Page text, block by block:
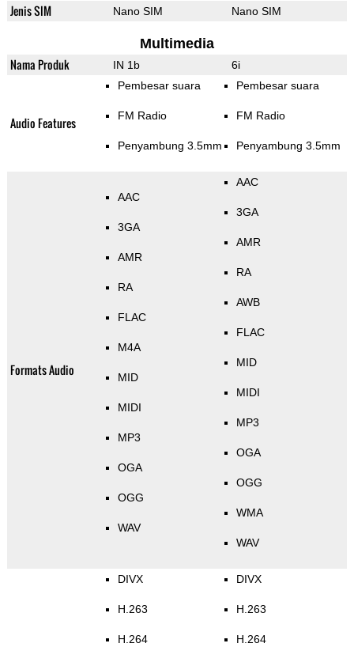
Jenis SIM Nano SIM Nano SIM
Multimedia
Nama Produk IN 1b 6i
Audio Features
Pembesar suara
FM Radio
Penyambung 3.5mm
Pembesar suara
FM Radio
Penyambung 3.5mm
Formats Audio
AAC
3GA
AMR
RA
FLAC
M4A
MID
MIDI
MP3
OGA
OGG
WAV
AAC
3GA
AMR
RA
AWB
FLAC
MID
MIDI
MP3
OGA
OGG
WMA
WAV
DIVX
H.263
H.264
DIVX
H.263
H.264